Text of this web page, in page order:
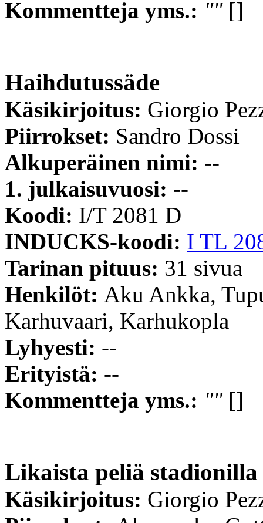
Kommentteja yms.: ""[]
Haihdutussäde
Käsikirjoitus: Giorgio
Piirrokset: Sandro Dossi
Alkuperäinen nimi: --
1. julkaisuvuosi: --
Koodi: I/T 2081 D
INDUCKS-koodi: I TL
Tarinan pituus: 31 sivua
Henkilöt: Aku Ankka,
Karhuvaari, Karhukopla
Lyhyesti: --
Erityistä: --
Kommentteja yms.: ""[]
Likaista peliä stadionilla
Käsikirjoitus: Giorgio